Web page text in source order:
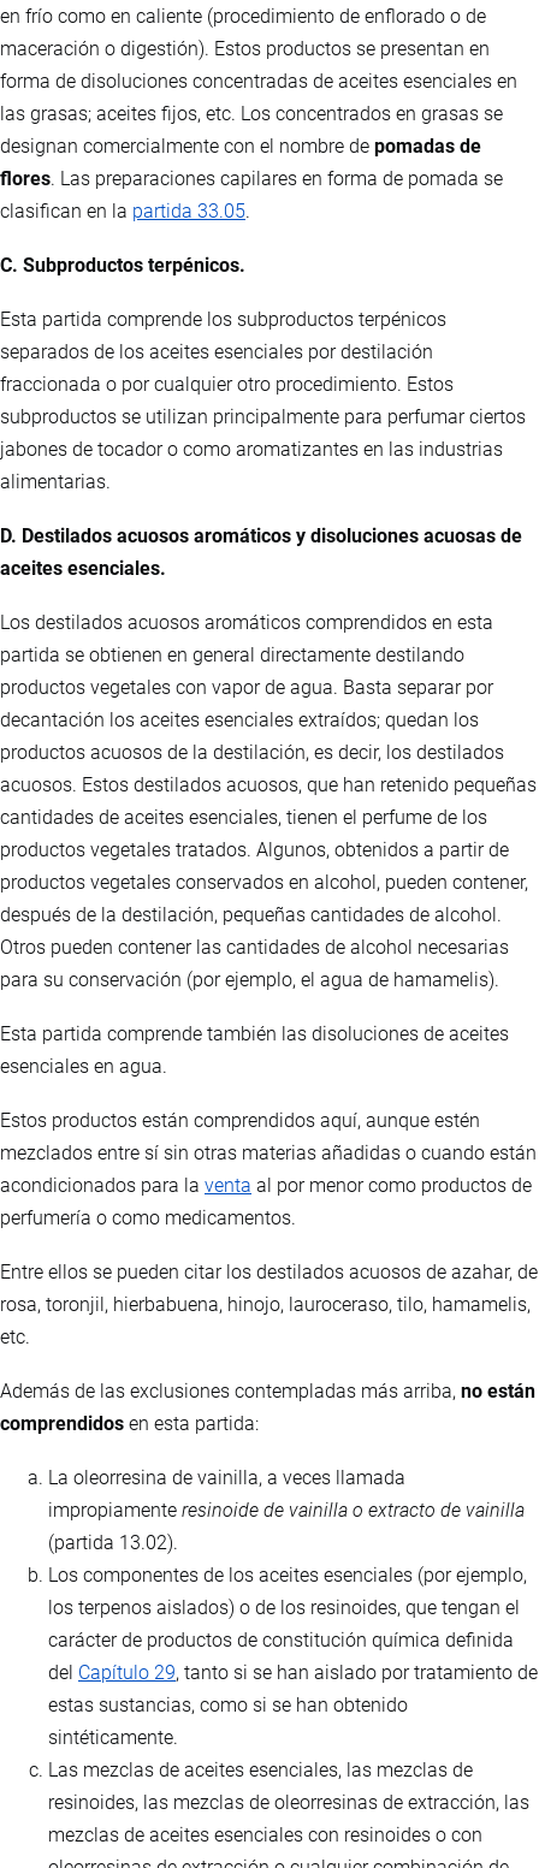
en frío como en caliente (procedimiento de enflorado o de
maceración o digestión). Estos productos se presentan en
forma de disoluciones concentradas de aceites esenciales en
las grasas; aceites fijos, etc. Los concentrados en grasas se
designan comercialmente con el nombre de pomadas de
flores. Las preparaciones capilares en forma de pomada se
clasifican en la partida 33.05.
C. Subproductos terpénicos.
Esta partida comprende los subproductos terpénicos
separados de los aceites esenciales por destilación
fraccionada o por cualquier otro procedimiento. Estos
subproductos se utilizan principalmente para perfumar ciertos
jabones de tocador o como aromatizantes en las industrias
alimentarias.
D. Destilados acuosos aromáticos y disoluciones acuosas de
aceites esenciales.
Los destilados acuosos aromáticos comprendidos en esta
partida se obtienen en general directamente destilando
productos vegetales con vapor de agua. Basta separar por
decantación los aceites esenciales extraídos; quedan los
productos acuosos de la destilación, es decir, los destilados
acuosos. Estos destilados acuosos, que han retenido pequeñas
cantidades de aceites esenciales, tienen el perfume de los
productos vegetales tratados. Algunos, obtenidos a partir de
productos vegetales conservados en alcohol, pueden contener,
después de la destilación, pequeñas cantidades de alcohol.
Otros pueden contener las cantidades de alcohol necesarias
para su conservación (por ejemplo, el agua de hamamelis).
Esta partida comprende también las disoluciones de aceites
esenciales en agua.
Estos productos están comprendidos aquí, aunque estén
mezclados entre sí sin otras materias añadidas o cuando están
acondicionados para la venta al por menor como productos de
perfumería o como medicamentos.
Entre ellos se pueden citar los destilados acuosos de azahar, de
rosa, toronjil, hierbabuena, hinojo, lauroceraso, tilo, hamamelis,
etc.
Además de las exclusiones contempladas más arriba, no están
comprendidos en esta partida:
La oleorresina de vainilla, a veces llamada
impropiamente resinoide de vainilla o extracto de vainilla
(partida 13.02).
Los componentes de los aceites esenciales (por ejemplo,
los terpenos aislados) o de los resinoides, que tengan el
carácter de productos de constitución química definida
del Capítulo 29, tanto si se han aislado por tratamiento de
estas sustancias, como si se han obtenido
sintéticamente.
Las mezclas de aceites esenciales, las mezclas de
resinoides, las mezclas de oleorresinas de extracción, las
mezclas de aceites esenciales con resinoides o con